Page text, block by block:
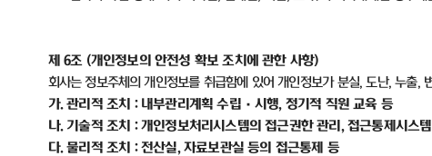
제 6조 (개인정보의 안전성 확보 조치에 관한 사항)
회사는 정보주체의 개인정보를 취급함에 있어 개인정보가 분실, 도난,누출,
가.관리적 조치 : 내부관리계획 수립· 시행, 정기적 직원 교육 등
나. 기술적 조치 :개인정보처리시스템의 접근권한 관리 , 접근통제시스템
다.물리적 조치 :전산실, 자료보관실 등의 접근통제 등